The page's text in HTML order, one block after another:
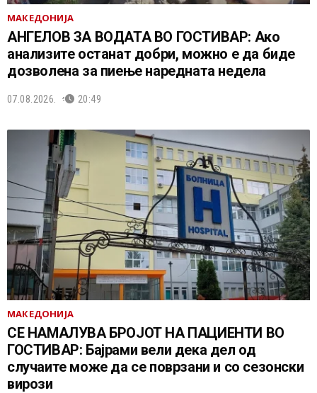
МАКЕДОНИЈА
АНГЕЛОВ ЗА ВОДАТА ВО ГОСТИВАР: Ако
анализите останат добри, можно е да биде
дозволена за пиење наредната недела
07.08.2026. 20:49
МАКЕДОНИЈА
СЕ НАМАЛУВА БРОЈОТ НА ПАЦИЕНТИ ВО
ГОСТИВАР: Бајрами вели дека дел од
случаите може да се поврзани и со сезонски
вирози